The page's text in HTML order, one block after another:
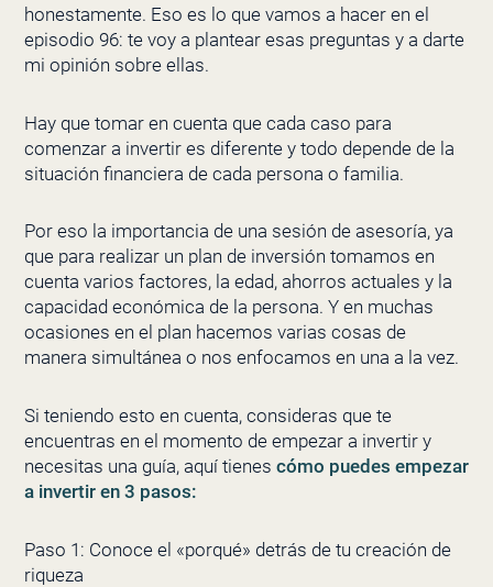
honestamente. Eso es lo que vamos a hacer en el
episodio 96: te voy a plantear esas preguntas y a darte
mi opinión sobre ellas.
Hay que tomar en cuenta que cada caso para
comenzar a invertir es diferente y todo depende de la
situación financiera de cada persona o familia.
Por eso la importancia de una sesión de asesoría, ya
que para realizar un plan de inversión tomamos en
cuenta varios factores, la edad, ahorros actuales y la
capacidad económica de la persona. Y en muchas
ocasiones en el plan hacemos varias cosas de
manera simultánea o nos enfocamos en una a la vez.
Si teniendo esto en cuenta, consideras que te
encuentras en el momento de empezar a invertir y
necesitas una guía, aquí tienes cómo puedes empezar
a invertir en 3 pasos:
Paso 1: Conoce el «porqué» detrás de tu creación de
riqueza